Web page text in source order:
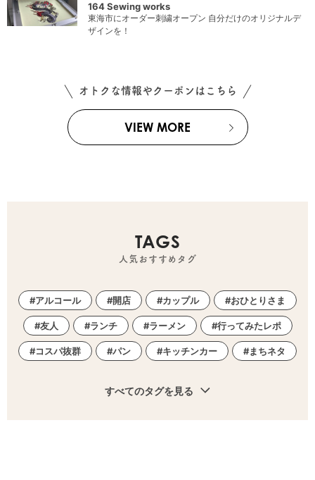
164 Sewing works
東海市にオーダー刺繍オープン 自分だけのオリジナルデ
ザインを！
オトクな情報やクーポンはこちら
VIEW MORE
TAGS
人気おすすめタグ
アルコール 開店 カップル おひとりさま
友人 ランチ ラーメン 行ってみたレポ
コスパ抜群 パン キッチンカー まちネタ
すべてのタグを見る